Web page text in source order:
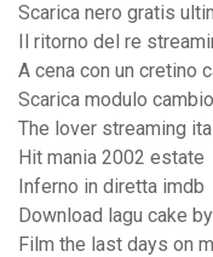
Scarica nero gratis
Il ritorno del re
A cena con un cretino
Scarica modulo
The lover streaming ita
Hit mania 2002 estate
Inferno in diretta imdb
Download lagu cake
Film the last days on